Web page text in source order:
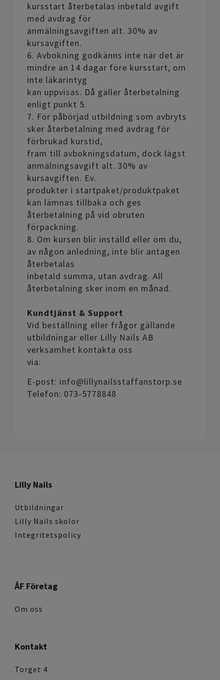
kursstart återbetalas inbetald avgift
med avdrag för
anmälningsavgiften alt. 30% av
kursavgiften.
6. Avbokning godkänns inte när det är
mindre än 14 dagar före kursstart, om
inte läkarintyg
kan uppvisas. Då gäller återbetalning
enligt punkt 5.
7. För påbörjad utbildning som avbryts
sker återbetalning med avdrag för
förbrukad kurstid,
fram till avbokningsdatum, dock lägst
anmälningsavgift alt. 30% av
kursavgiften. Ev.
produkter i startpaket/produktpaket
kan lämnas tillbaka och ges
återbetalning på vid obruten
förpackning.
8. Om kursen blir inställd eller om du,
av någon anledning, inte blir antagen
återbetalas
inbetald summa, utan avdrag. All
återbetalning sker inom en månad.
Kundtjänst & Support
Vid beställning eller frågor gällande
utbildningar eller Lilly Nails AB
verksamhet kontakta oss
via:
E-post: info@lillynailsstaffanstorp.se
Telefon: 073-5778848
Lilly Nails
Utbildningar
Lilly Nails skolor
Integritetspolicy
ÅF Företag
Om oss
Kontakt
Torget 4